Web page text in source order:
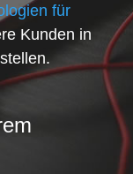
für
Kunden in